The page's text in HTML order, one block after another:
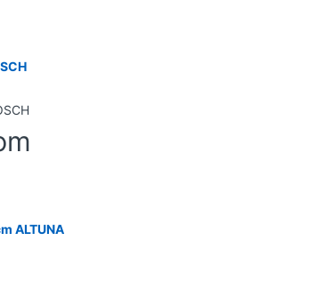
ALTUNA